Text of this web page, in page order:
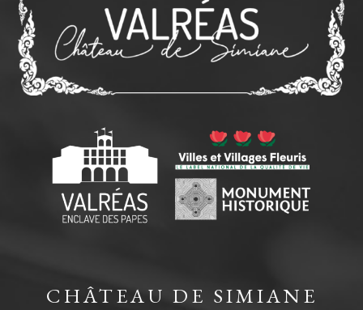
Janvier, février, mars, octobre, novembre, décembre
:mercredi et samedi de 10h à 12h et de 14h à 16h30, mardi, jeudi et
vendredi de 14h à 16h30.
Juillet, août :tous les jours, de 10h à 12h30 et de 14h30 à 18h.
CHÂTEAU DE SIMIANE